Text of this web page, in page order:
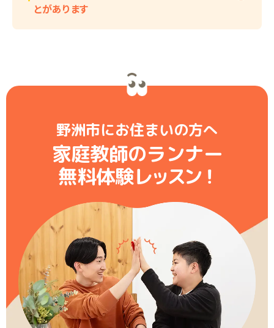
とがあります
野洲市にお住まいの方へ
家庭教師のランナー
無料体験レッスン！